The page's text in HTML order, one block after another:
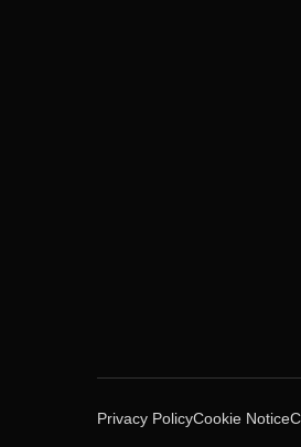
Privacy PolicyCookie Notice